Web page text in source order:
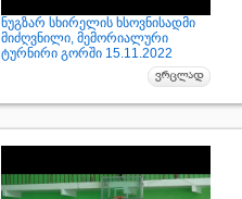
ნუგზარ სხირელის ხსოვნისადმი
მიძღვნილი, მემორიალური
ტურნირი გორში 15.11.2022